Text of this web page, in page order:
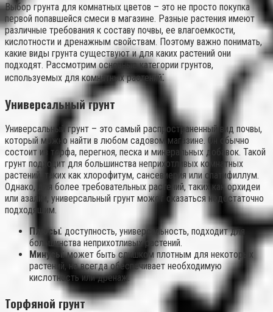
Выбор грунта для комнатных цветов – это не просто покупка
первой попавшейся смеси в магазине. Разные растения имеют
различные требования к составу почвы, ее влагоемкости,
кислотности и дренажным свойствам. Поэтому важно понимать,
какие виды грунта существуют и для каких растений они
подходят. Рассмотрим основные категории грунтов,
используемых для комнатных растений⁚
Универсальный грунт
Универсальный грунт – это самый распространенный вид почвы,
который можно найти в любом садовом магазине. Он обычно
состоит из торфа, перегноя, песка и минеральных добавок. Такой
грунт подходит для большинства неприхотливых комнатных
растений, таких как хлорофитум, сансевиерия или спатифиллум.
Однако, для более требовательных растений, таких как орхидеи
или азалии, универсальный грунт может оказаться недостаточно
подходящим.
Плюсы⁚ доступность, универсальность, подходит для
большинства неприхотливых растений.
Минусы⁚может быть слишком плотным для некоторых
растений, не всегда обеспечивает необходимую
кислотность или дренаж.
Торфяной грунт